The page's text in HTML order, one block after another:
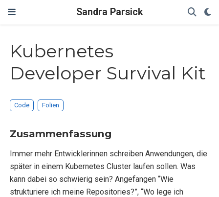
Sandra Parsick
Kubernetes
Developer Survival Kit
Code Folien
Zusammenfassung
Immer mehr Entwicklerinnen schreiben Anwendungen, die
später in einem Kubernetes Cluster laufen sollen. Was
kann dabei so schwierig sein? Angefangen “Wie
strukturiere ich meine Repositories?”, “Wo lege ich